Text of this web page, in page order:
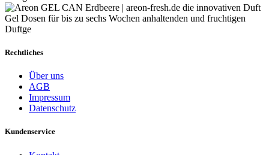
Rechtliches
Über uns
AGB
Impressum
Datenschutz
Kundenservice